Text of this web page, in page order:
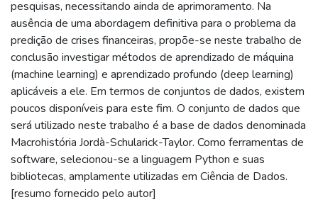
pesquisas, necessitando ainda de aprimoramento. Na
ausência de uma abordagem definitiva para o problema da
predição de crises financeiras, propõe-se neste trabalho de
conclusão investigar métodos de aprendizado de máquina
(machine learning) e aprendizado profundo (deep learning)
aplicáveis a ele. Em termos de conjuntos de dados, existem
poucos disponíveis para este fim. O conjunto de dados que
será utilizado neste trabalho é a base de dados denominada
Macrohistória Jordà-Schularick-Taylor. Como ferramentas de
software, selecionou-se a linguagem Python e suas
bibliotecas, amplamente utilizadas em Ciência de Dados.
[resumo fornecido pelo autor]